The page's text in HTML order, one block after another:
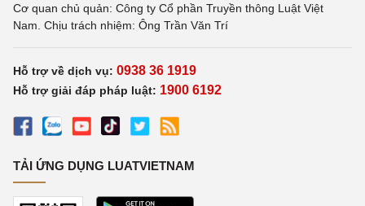
Cơ quan chủ quản: Công ty Cổ phần Truyền thông Luật Việt
Nam. Chịu trách nhiệm: Ông Trần Văn Trí
Hỗ trợ về dịch vụ: 0938 36 1919
Hỗ trợ giải đáp pháp luật: 1900 6192
TẢI ỨNG DỤNG LUATVIETNAM